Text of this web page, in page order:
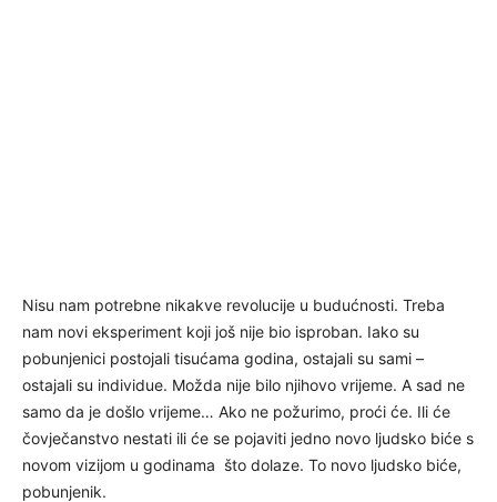
Nisu nam potrebne nikakve revolucije u budućnosti. Treba
nam novi eksperiment koji još nije bio isproban. Iako su
pobunjenici postojali tisućama godina, ostajali su sami –
ostajali su individue. Možda nije bilo njihovo vrijeme. A sad ne
samo da je došlo vrijeme… Ako ne požurimo, proći će. Ili će
čovječanstvo nestati ili će se pojaviti jedno novo ljudsko biće s
novom vizijom u godinama što dolaze. To novo ljudsko biće,
pobunjenik.